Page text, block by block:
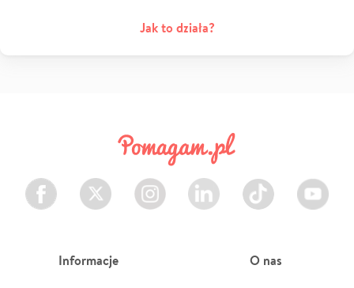
Jak to działa?
Facebook Twitter Instagram LinkedIn TikTok Youtube
Informacje O nas